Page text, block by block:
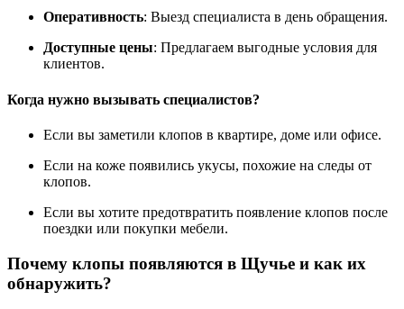
Оперативность: Выезд специалиста в день обращения.
Доступные цены: Предлагаем выгодные условия для
клиентов.
Когда нужно вызывать специалистов?
Если вы заметили клопов в квартире, доме или офисе.
Если на коже появились укусы, похожие на следы от
клопов.
Если вы хотите предотвратить появление клопов после
поездки или покупки мебели.
Почему клопы появляются в Щучье и как их
обнаружить?